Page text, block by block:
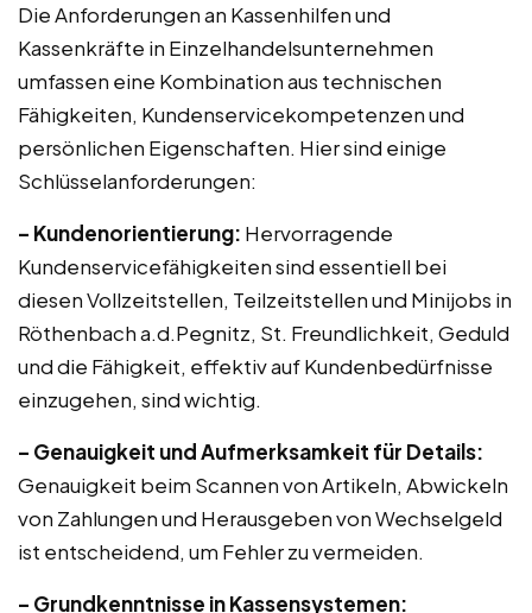
Die Anforderungen an Kassenhilfen und
Kassenkräfte in Einzelhandelsunternehmen
umfassen eine Kombination aus technischen
Fähigkeiten, Kundenservicekompetenzen und
persönlichen Eigenschaften. Hier sind einige
Schlüsselanforderungen:
– Kundenorientierung: Hervorragende
Kundenservicefähigkeiten sind essentiell bei
diesen Vollzeitstellen, Teilzeitstellen und Minijobs in
Röthenbach a.d.Pegnitz, St. Freundlichkeit, Geduld
und die Fähigkeit, effektiv auf Kundenbedürfnisse
einzugehen, sind wichtig.
– Genauigkeit und Aufmerksamkeit für Details:
Genauigkeit beim Scannen von Artikeln, Abwickeln
von Zahlungen und Herausgeben von Wechselgeld
ist entscheidend, um Fehler zu vermeiden.
– Grundkenntnisse in Kassensystemen: